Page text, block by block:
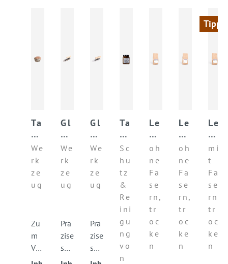
Ta
de
la
kt
li
er
n
We
rk
ze
ug
Zu
m
Ver
pre
Gl
ät
tk
el
JA
PA
et
al
l
We
rk
ze
ug
Prä
zise
s
Glä
Gl
ät
tk
el
JA
PA
ry
l
We
rk
ze
ug
Prä
zise
s
Glä
Ta
de
la
kt
se
if
e
so
ap
Sc
hu
tz
&
Re
ini
gu
ng
vo
n
Le
h
mf
ei
np
ut
z
B
AS
E
oh
ne
Fa
se
rn,
tr
oc
ke
n
Le
h
mf
ei
np
ut
z
B
AS
E
oh
ne
Fa
se
rn,
tr
oc
ke
n
Tipp
Le
h
m
un
te
rp
ut
z
B
AS
E
mi
t
Fa
se
rn,
tr
oc
ke
n